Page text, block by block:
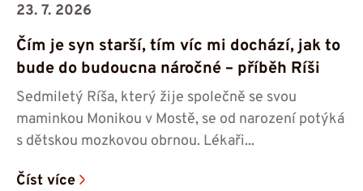
23. 7. 2026
Čím je syn starší, tím víc mi dochází, jak to
bude do budoucna náročné – příběh Ríši
Sedmiletý Ríša, který žije společně se svou
maminkou Monikou v Mostě, se od narození potýká
s dětskou mozkovou obrnou. Lékaři...
Číst více